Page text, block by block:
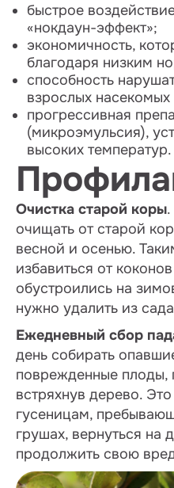
быстрое
«нокдаун-эффект»;
экономичность,
благодаря низким
способность
взрослых
прогрессивная
(микроэмульсия),
высоких температур.
Очистка старой коры
очищать от старой
весной и осенью.
избавиться от
обустроились на
нужно удалить из
Ежедневный сбор
день собирать
поврежденные плоды,
встряхнув дерево.
гусеницам,
грушах, вернуться на
продолжить свою